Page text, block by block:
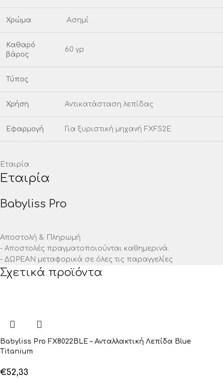
Χρώμα Ασημί
Καθαρό
βάρος
60 γρ
Τύπος
Χρήση Αντικατάσταση λεπίδας
Εφαρμογή Για ξυριστική μηχανή FXFS2E
Εταιρία
Εταιρία
Babyliss Pro
Αποστολή & Πληρωμή
- Αποστολές πραγματοποιούνται καθημερινά.
- ΔΩΡΕΑΝ μεταφορικά σε όλες τις παραγγελίες
Σχετικά προϊόντα
Babyliss Pro FX8022BLE – Ανταλλακτική Λεπίδα Blue
Titanium
€52,33